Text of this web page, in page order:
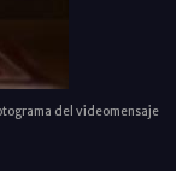
del videomensaje